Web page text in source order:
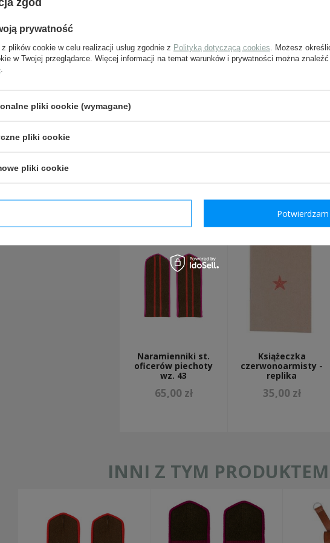
pytanie:
POLECANE Z TYM
Naramienniki st.
oficerów piechoty
wz. 43
65,00 zł
Książeczka
czerwonoarmisty -
replika
35,00 zł
INNI Z TYM
prywatność
plików cookie w celu realizacji usług zgodnie z Polityką dotyczącą cookies . Możesz
w Twojej przeglądarce. Więcej informacji na temat warunków i prywatności można
pliki cookie (wymagane)
pliki cookie
pliki cookie